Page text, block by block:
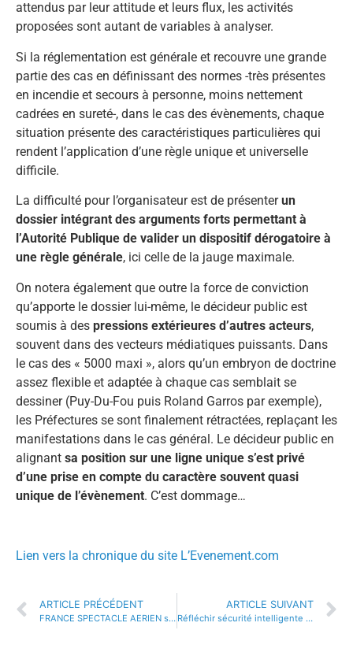
attendus par leur attitude et leurs flux, les activités
proposées sont autant de variables à analyser.
Si la réglementation est générale et recouvre une grande
partie des cas en définissant des normes -très présentes
en incendie et secours à personne, moins nettement
cadrées en sureté-, dans le cas des évènements, chaque
situation présente des caractéristiques particulières qui
rendent l’application d’une règle unique et universelle
difficile.
La difficulté pour l’organisateur est de présenterun
dossier intégrant des arguments forts permettant à
l’Autorité Publique de valider un dispositif dérogatoire à
une règle générale, ici celle de la jauge maximale.
On notera également que outre la force de conviction
qu’apporte le dossier lui-même, le décideur public est
soumis à des pressions extérieures d’autres acteurs,
souvent dans des vecteurs médiatiques puissants. Dans
le cas des « 5000 maxi », alors qu’un embryon de doctrine
assez flexible et adaptée à chaque cas semblait se
dessiner (Puy-Du-Fou puis Roland Garros par exemple),
les Préfectures se sont finalement rétractées, replaçant les
manifestations dans le cas général. Le décideur public en
alignant sa position sur une ligne unique s’est privé
d’une prise en compte du caractère souvent quasi
unique de l’évènement. C’est dommage…
Lien vers la chronique du site L’Evenement.com
ARTICLE PRÉCÉDENT
FRANCE SPECTACLE AERIEN sollicite CISPE pour la rédaction de son guide sanitaire
ARTICLE SUIVANT
Réfléchir sécurité intelligente : l’exemple d’une analyse technique et financière